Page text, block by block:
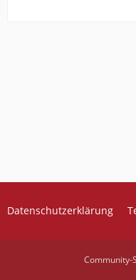
Datenschutzerklärung
Community-